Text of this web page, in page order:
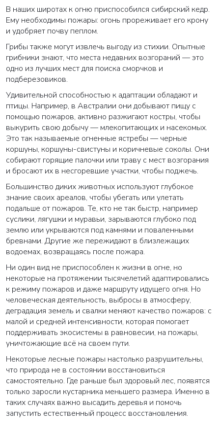
В наших широтах к огню приспособился сибирский кедр.
Ему необходимы пожары: огонь прореживает его крону
и удобряет почву пеплом.
Грибы также могут извлечь выгоду из стихии. Опытные
грибники знают, что места недавних возгораний — это
одно из лучших мест для поиска сморчков и
подберезовиков.
Удивительной способностью к адаптации обладают и
птицы. Например, в Австралии они добывают пищу с
помощью пожаров, активно разжигают костры, чтобы
выкурить свою добычу — млекопитающих и насекомых.
Это так называемые огненные ястребы — черные
коршуны, коршуны-свистуны и коричневые соколы. Они
собирают горящие палочки или траву с мест возгорания
и бросают их в несгоревшие участки, чтобы поджечь.
Большинство диких животных используют глубокое
знание своих ареалов, чтобы убегать или улетать
подальше от пожаров. Те, кто не так быстр, например
суслики, лягушки и муравьи, зарываются глубоко под
землю или укрываются под камнями и поваленными
бревнами. Другие же пережидают в близлежащих
водоемах, возвращаясь после пожара.
Ни один вид не приспособлен к жизни в огне, но
некоторые на протяжении тысячелетий адаптировались
к режиму пожаров и даже маршруту идущего огня. Но
человеческая деятельность, выбросы в атмосферу,
деградация земель и свалки меняют качество пожаров: с
малой и средней интенсивности, которая помогает
поддерживать экосистемы в равновесии, на пожары,
уничтожающие всё на своем пути.
Некоторые лесные пожары настолько разрушительны,
что природа не в состоянии восстановиться
самостоятельно. Где раньше был здоровый лес, появятся
только заросли кустарника меньшего размера. Именно в
таких случаях важно высадить деревья и помочь
запустить естественный процесс восстановления.